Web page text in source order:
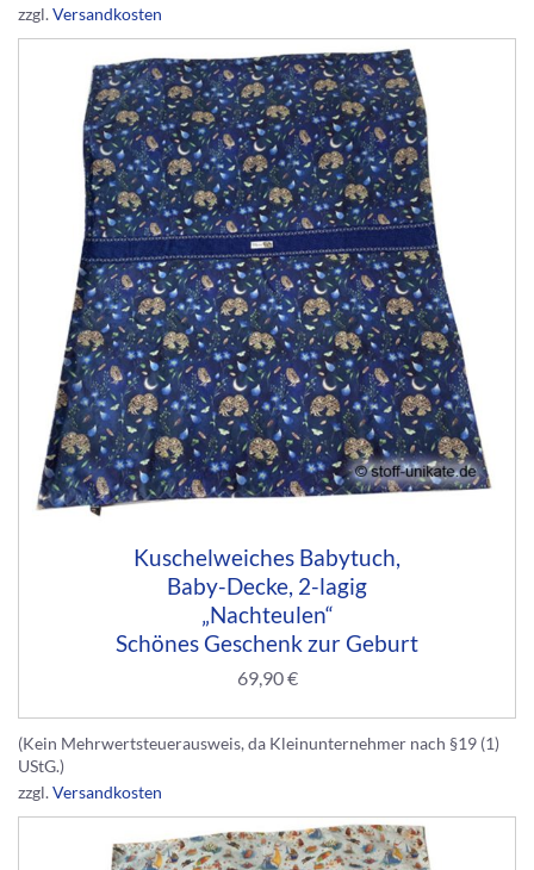
zzgl.Versandkosten
Kuschelweiches Babytuch,
Baby-Decke, 2-lagig
„Nachteulen“
Schönes Geschenk zur Geburt
69,90€
(Kein Mehrwertsteuerausweis, da Kleinunternehmer nach §19 (1)
UStG.)
zzgl.Versandkosten